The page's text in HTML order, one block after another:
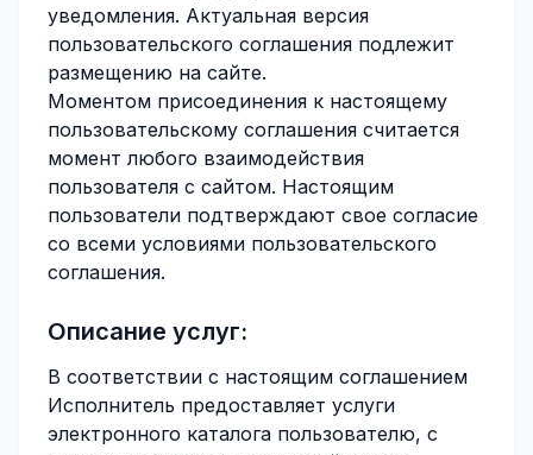
уведомления. Актуальная версия
пользовательского соглашения подлежит
размещению на сайте.
Моментом присоединения к настоящему
пользовательскому соглашения считается
момент любого взаимодействия
пользователя с сайтом. Настоящим
пользователи подтверждают свое согласие
со всеми условиями пользовательского
соглашения.
Описание услуг:
В соответствии с настоящим соглашением
Исполнитель предоставляет услуги
электронного каталога пользователю, с